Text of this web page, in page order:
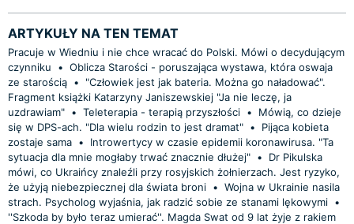
ARTYKUŁY NA TEN TEMAT
Pracuje w Wiedniu i nie chce wracać do Polski. Mówi o decydującym
czynniku
• Oblicza Starości - poruszająca wystawa, która oswaja
ze starością •
"Człowiek jest jak bateria. Można go naładować".
Fragment książki Katarzyny Janiszewskiej "Ja nie leczę, ja
uzdrawiam" • Teleterapia - terapią przyszłości •
Mówią, co dzieje
się w DPS-ach. "Dla wielu rodzin to jest dramat" •
Pijąca kobieta
zostaje sama •
Introwertycy w czasie epidemii koronawirusa. "Ta
sytuacja dla mnie mogłaby trwać znacznie dłużej" •
Dr Pikulska
mówi, co Ukraińcy znaleźli przy rosyjskich żołnierzach. Jest ryzyko,
że użyją niebezpiecznej dla świata broni • Wojna w Ukrainie nasila
strach. Psycholog wyjaśnia, jak radzić sobie ze stanami lękowymi •
''Szkoda by było teraz umierać''. Magda Swat od 9 lat żyje z rakiem